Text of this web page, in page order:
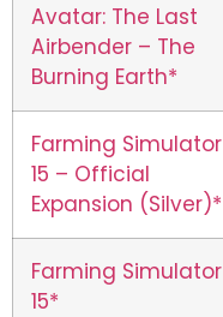
Avatar: The Last
Airbender – The
Burning Earth*
Farming Simulator
15 – Official
Expansion (Silver)*
Farming Simulator
15*